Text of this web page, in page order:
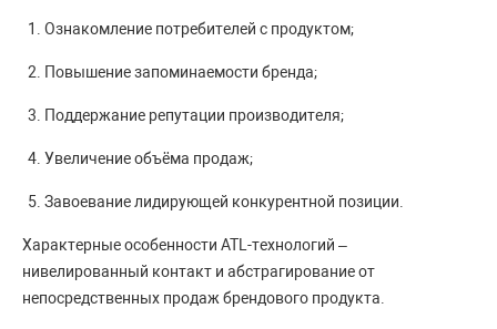
Ознакомление потребителей с продуктом;
Повышение запоминаемости бренда;
Поддержание репутации производителя;
Увеличение объёма продаж;
Завоевание лидирующей конкурентной позиции.
Характерные особенности АТL-технологий –
нивелированный контакт и абстрагирование от
непосредственных продаж брендового продукта.